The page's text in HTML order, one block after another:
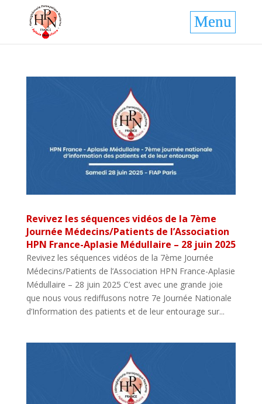
Revivez les séquences vidéos de la 7ème
Journée Médecins/Patients de l’Association
HPN France-Aplasie Médullaire – 28 juin 2025
Revivez les séquences vidéos de la 7ème Journée
Médecins/Patients de l’Association HPN France-Aplasie
Médullaire – 28 juin 2025 C’est avec une grande joie
que nous vous rediffusons notre 7e Journée Nationale
d’Information des patients et de leur entourage sur...